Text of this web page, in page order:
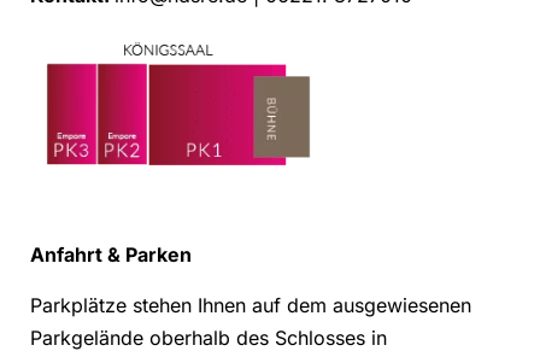
Anfahrt & Parken
Parkplätze stehen Ihnen auf dem ausgewiesenen
Parkgelände oberhalb des Schlosses in